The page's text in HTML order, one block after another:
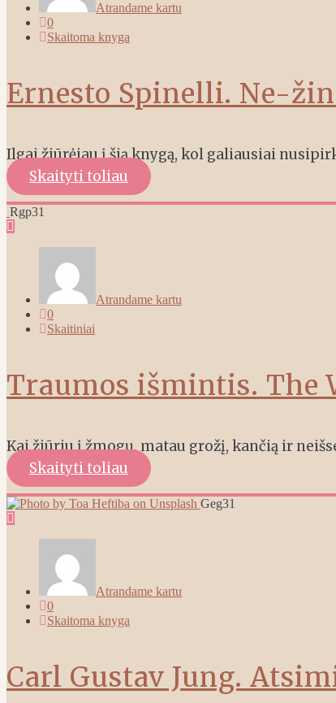
Atrandame kartu
0
Skaitoma knyga
Ernesto Spinelli. Ne-
Ilgai žiūrėjau į šią knygą, kol galiausiai
Skaityti toliau
Rgp31
Atrandame kartu
0
Skaitiniai
Traumos išmintis. The
Kai žiūriu į žmogų, matau grožį, kančią ir
Skaityti toliau
Geg31
Atrandame kartu
0
Skaitoma knyga
Carl Gustav Jung.